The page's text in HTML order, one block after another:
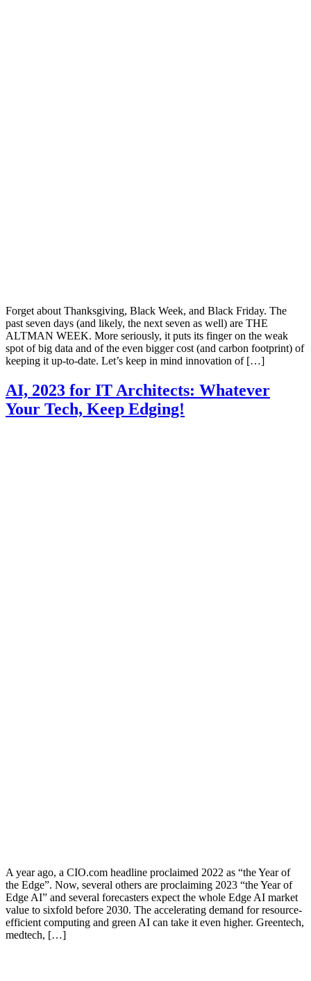
Forget about Thanksgiving, Black Week, and Black Friday. The
past seven days (and likely, the next seven as well) are THE
ALTMAN WEEK. More seriously, it puts its finger on the weak
spot of big data and of the even bigger cost (and carbon footprint) of
keeping it up-to-date. Let’s keep in mind innovation of […]
AI, 2023 for IT Architects: Whatever
Your Tech, Keep Edging!
A year ago, a CIO.com headline proclaimed 2022 as “the Year of
the Edge”. Now, several others are proclaiming 2023 “the Year of
Edge AI” and several forecasters expect the whole Edge AI market
value to sixfold before 2030. The accelerating demand for resource-
efficient computing and green AI can take it even higher. Greentech,
medtech, […]